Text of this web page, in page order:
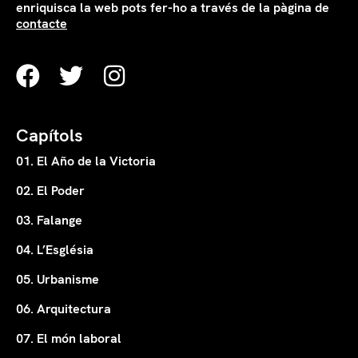
enriquisca la web pots fer-ho a través de la pàgina de
contacte
Capítols
01. El Año de la Victoria
02. El Poder
03. Falange
04. L’Església
05. Urbanisme
06. Arquitectura
07. El món laboral